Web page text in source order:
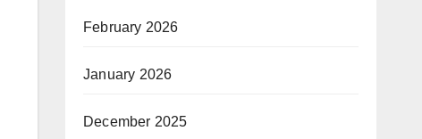
February 2026
January 2026
December 2025